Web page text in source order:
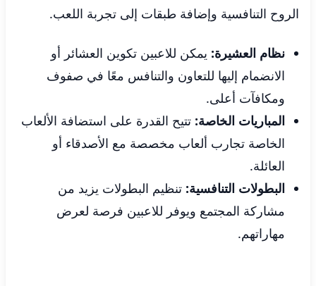
الروح التنافسية وإضافة طبقات إلى تجربة اللعب.
نظام العشيرة: يمكن للاعبين تكوين العشائر أو
الانضمام إليها للتعاون والتنافس معًا في صفوف
ومكافآت أعلى.
المباريات الخاصة: تتيح القدرة على استضافة الألعاب
الخاصة تجارب ألعاب مخصصة مع الأصدقاء أو
العائلة.
البطولات التنافسية: تنظيم البطولات يزيد من
مشاركة المجتمع ويوفر للاعبين فرصة لعرض
مهاراتهم.